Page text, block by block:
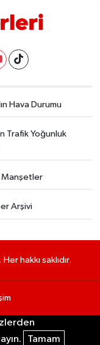
Hava Durumu
Trafik Yoğunluk
Manşetler
Arşivi
hakkı saklıdır.
Tamam